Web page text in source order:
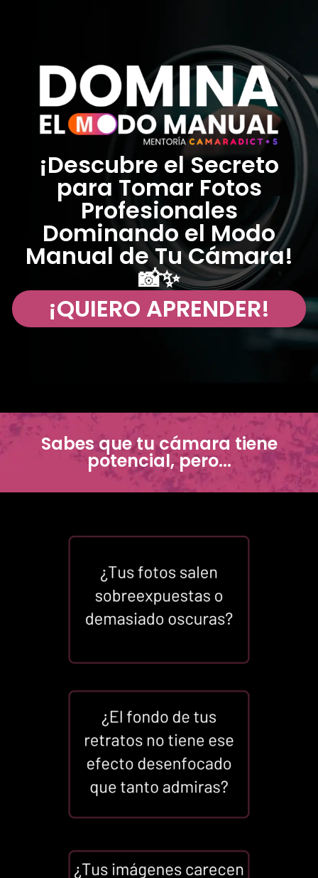
¡Descubre el Secreto
para Tomar Fotos
Profesionales
Dominando el Modo
Manual de Tu Cámara!
📸✨
¡QUIERO APRENDER!
Sabes que tu cámara tiene
potencial, pero...